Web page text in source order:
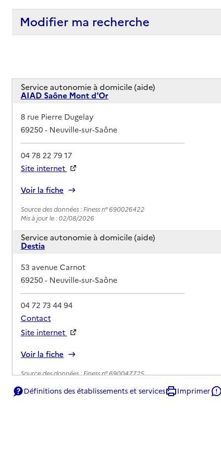
Modifier ma recherche
Service autonomie à domicile (aide)
AIAD Saône Mont d'Or
Adresse
8 rue Pierre Dugelay
69250- Neuville-sur-Saône
04 78 22 79 17
Site internet
Voir la fiche
Source des données : Finess n° 690026422
Mis à jour le : 02/08/2026
Service autonomie à domicile (aide)
Destia
Adresse
53 avenue Carnot
69250- Neuville-sur-Saône
04 72 73 44 94
Contact
Site internet
Voir la fiche
Source des données : Finess n° 690047725
Définitions des établissements et services Imprimer